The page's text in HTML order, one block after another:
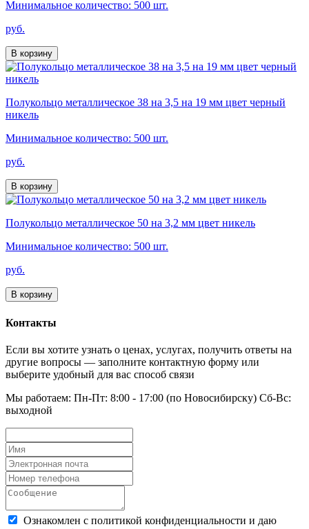
Минимальное количество: 500 шт.
руб.
В корзину
Полукольцо металлическое 38 на 3,5 на 19 мм цвет черный
никель
Минимальное количество: 500 шт.
руб.
В корзину
Полукольцо металлическое 50 на 3,2 мм цвет никель
Минимальное количество: 500 шт.
руб.
В корзину
Контакты
Если вы хотите узнать о ценах, услугах, получить ответы на
другие вопросы — заполните контактную форму или
выберите удобный для вас способ связи
Мы работаем: Пн-Пт: 8:00 - 17:00 (по Новосибирску) Сб-Вс:
выходной
Ознакомлен с политикой конфиденциальности и даю